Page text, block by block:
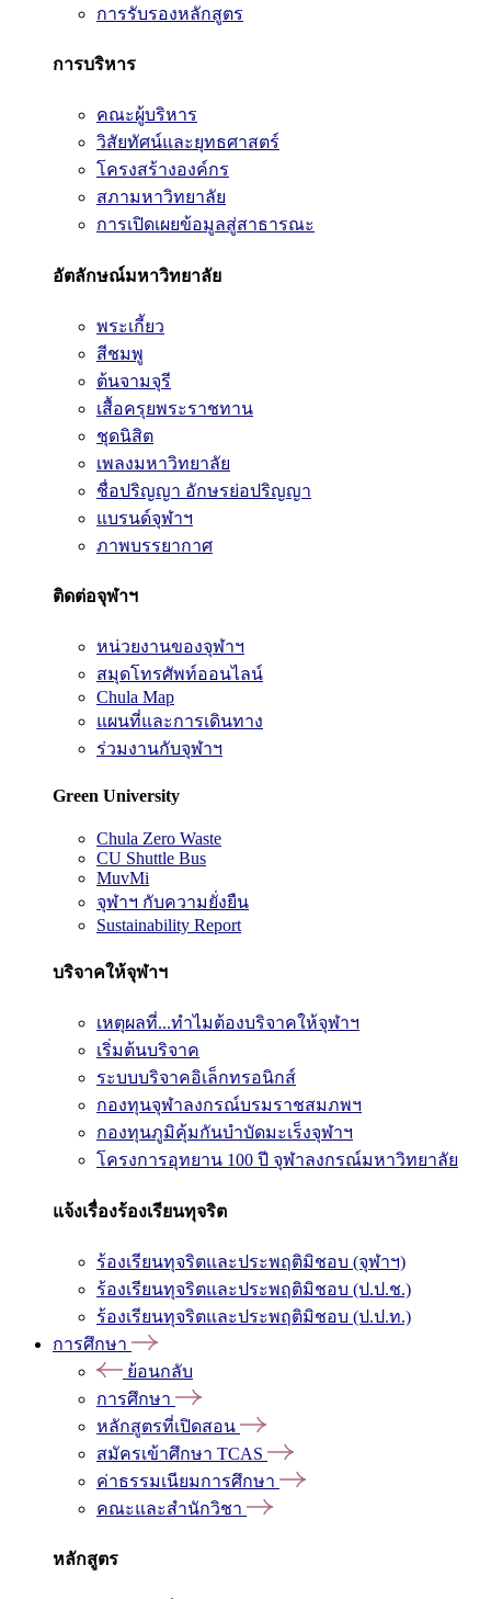
การรับรองหลักสูตร
การบริหาร
คณะผู้บริหาร
วิสัยทัศน์และยุทธศาสตร์
โครงสร้างองค์กร
สภามหาวิทยาลัย
การเปิดเผยข้อมูลสู่สาธารณะ
อัตลักษณ์มหาวิทยาลัย
พระเกี้ยว
สีชมพู
ต้นจามจุรี
เสื้อครุยพระราชทาน
ชุดนิสิต
เพลงมหาวิทยาลัย
ชื่อปริญญา อักษรย่อปริญญา
แบรนด์จุฬาฯ
ภาพบรรยากาศ
ติดต่อจุฬาฯ
หน่วยงานของจุฬาฯ
สมุดโทรศัพท์ออนไลน์
Chula Map
แผนที่และการเดินทาง
ร่วมงานกับจุฬาฯ
Green University
Chula Zero Waste
CU Shuttle Bus
MuvMi
จุฬาฯ กับความยั่งยืน
Sustainability Report
บริจาคให้จุฬาฯ
เหตุผลที่...ทำไมต้องบริจาคให้จุฬาฯ
เริ่มต้นบริจาค
ระบบบริจาคอิเล็กทรอนิกส์
กองทุนจุฬาลงกรณ์บรมราชสมภพฯ
กองทุนภูมิคุ้มกันบำบัดมะเร็งจุฬาฯ
โครงการอุทยาน 100 ปี จุฬาลงกรณ์มหาวิทยาลัย
แจ้งเรื่องร้องเรียนทุจริต
ร้องเรียนทุจริตและประพฤติมิชอบ (จุฬาฯ)
ร้องเรียนทุจริตและประพฤติมิชอบ (ป.ป.ช.)
ร้องเรียนทุจริตและประพฤติมิชอบ (ป.ป.ท.)
การศึกษา
ย้อนกลับ
การศึกษา
หลักสูตรที่เปิดสอน
สมัครเข้าศึกษา TCAS
ค่าธรรมเนียมการศึกษา
คณะและสำนักวิชา
หลักสูตร